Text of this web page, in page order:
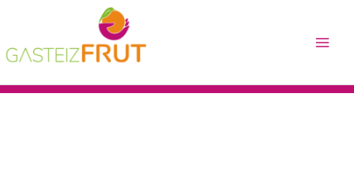
Menu